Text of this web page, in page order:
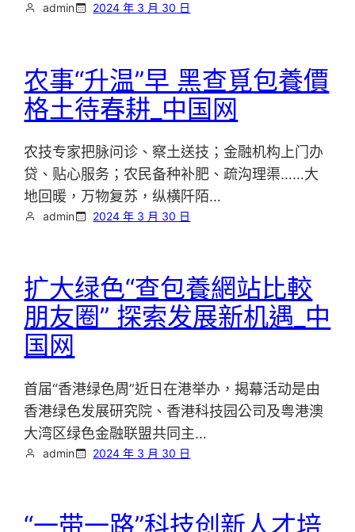
admin 2024 年 3 月 30 日
农事“升温”早 黑查覓包養價
格土待春耕_中国网
农技专家把脉问诊、察土送技；金融机构上门办
贷、贴心服务；农民备种补肥、疏沟理渠……大
地回暖，万物复苏，纵横阡陌…
admin 2024 年 3 月 30 日
扩大绿色“查包養網站比較
朋友圈” 探索发展新机遇_中
国网
首届“香港绿色周”近日在港举办，揭幕活动是由
香港绿色发展研究院、香港科技园公司及粤港澳
大湾区绿色金融联盟共同主…
admin 2024 年 3 月 30 日
“一带一路”科技创新人才培